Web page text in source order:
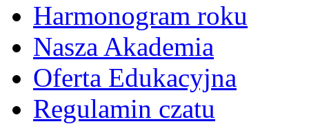
Harmonogram roku
Nasza Akademia
Oferta Edukacyjna
Regulamin czatu